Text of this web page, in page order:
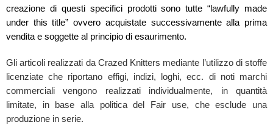
creazione di questi specifici prodotti sono tutte “lawfully made
under this title” ovvero acquistate successivamente alla prima
vendita e soggette al principio di esaurimento.
Gli articoli realizzati da Crazed Knitters mediante l’utilizzo di stoffe
licenziate che riportano effigi, indizi, loghi, ecc. di noti marchi
commerciali vengono realizzati individualmente, in quantità
limitate, in base alla politica del Fair use, che esclude una
produzione in serie.